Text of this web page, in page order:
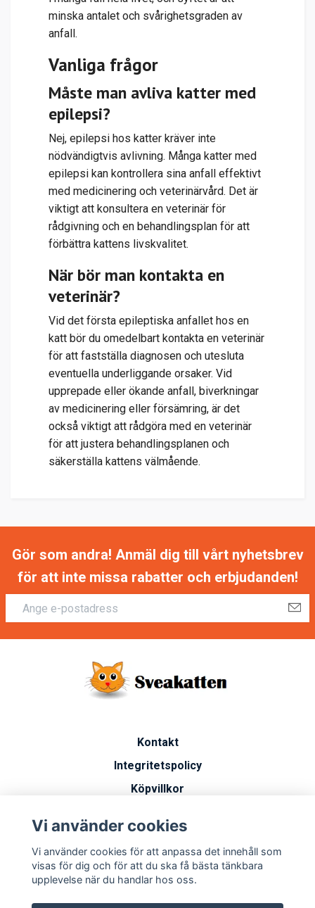
minska antalet och svårighetsgraden av
anfall.
Vanliga frågor
Måste man avliva katter med
epilepsi?
Nej, epilepsi hos katter kräver inte
nödvändigtvis avlivning. Många katter med
epilepsi kan kontrollera sina anfall effektivt
med medicinering och veterinärvård. Det är
viktigt att konsultera en veterinär för
rådgivning och en behandlingsplan för att
förbättra kattens livskvalitet.
När bör man kontakta en
veterinär?
Vid det första epileptiska anfallet hos en
katt bör du omedelbart kontakta en veterinär
för att fastställa diagnosen och utesluta
eventuella underliggande orsaker. Vid
upprepade eller ökande anfall, biverkningar
av medicinering eller försämring, är det
också viktigt att rådgöra med en veterinär
för att justera behandlingsplanen och
säkerställa kattens välmående.
Gör som andra! Anmäl dig till vårt nyhetsbrev
för att inte missa rabatter och erbjudanden!
Kontakt
Integritetspolicy
Köpvillkor
Vanliga frågor
Miljöarbete
Vi använder cookies
Vi använder cookies för att anpassa det innehåll som
visas för dig och för att du ska få bästa tänkbara
upplevelse när du handlar hos oss.